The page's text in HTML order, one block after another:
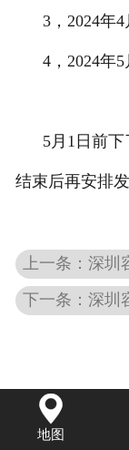
3，2024年4
4，2024年5
5月1日前下
结束后再安排
上一条：深
下一条：深圳

地图